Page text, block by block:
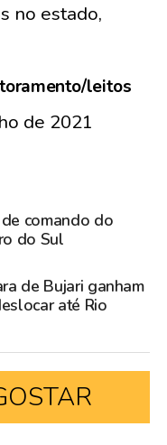
no estado,
leitos
de 2021
comando do
do Sul
de Bujari ganham
até Rio